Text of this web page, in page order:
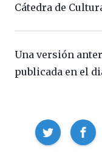
Cátedra de
Una versión
publicada en el
Compartir